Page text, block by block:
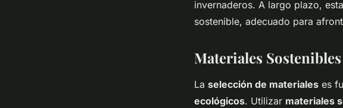
invernaderos. A largo plazo,
sostenible, adecuado para
Materiales
La selección de materiales es
ecológicos. Utilizar materiales